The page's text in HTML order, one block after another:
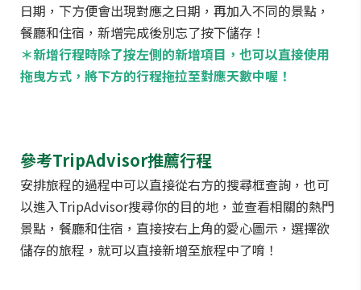
日期，下方便會出現對應之日期，再加入不同的景點，
餐廳和住宿，新增完成後別忘了按下儲存！
＊新增行程時除了按左側的新增項目，也可以直接使用
拖曳方式，將下方的行程拖拉至對應天數中喔！
參考TripAdvisor推薦行程
安排旅程的過程中可以直接從右方的搜尋框查詢，也可
以進入TripAdvisor搜尋你的目的地，並查看相關的熱門
景點，餐廳和住宿，直接按右上角的愛心圖示，選擇欲
儲存的旅程，就可以直接新增至旅程中了唷！